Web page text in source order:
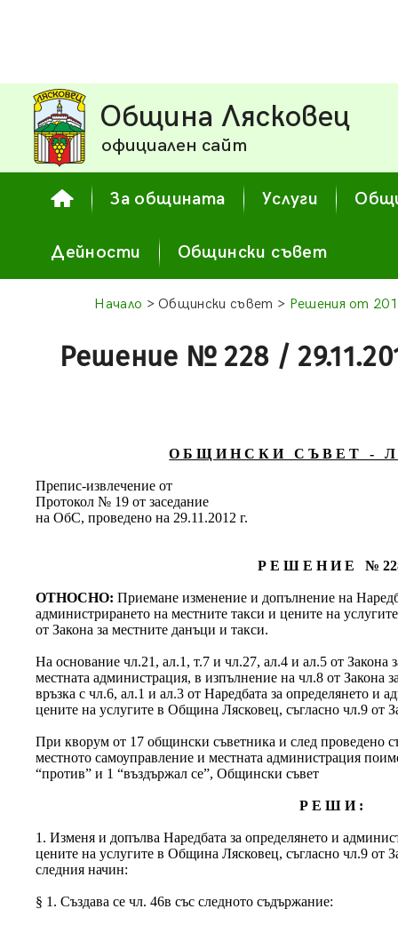
Община Лясковец
официален сайт
За общината Услуги
Дейности Общински съвет
Начало > Общински съвет > Решения от
Решение № 228 /
О Б Щ И Н С К И С Ъ В Е Т - Л
Препис-извлечение от
Протокол № 19 от заседание
на ОбС, проведено на 29.11.2012 г.
Р Е Ш Е Н И Е №
ОТНОСНО:Приемане изменение и допълнение на
администрирането на местните такси и цените на
от Закона за местните данъци и такси.
На основание чл.21, ал.1, т.7 и чл.27, ал.4 и ал.5 от Закона
местната администрация, в изпълнение на чл.8 от Закона
връзка с чл.6, ал.1 и ал.3 от Наредбата за определянето и
цените на услугите в Община Лясковец, съгласно чл.9 от
При кворум от 17 общински съветника и след проведено
местното самоуправление и местната администрация
“против” и 1 “въздържал се”, Общински съвет
Р Е Ш И :
1. Изменя и допълва Наредбата за определянето и
цените на услугите в Община Лясковец, съгласно чл.9 от
следния начин:
§ 1. Създава се чл. 46в със следното съдържание: